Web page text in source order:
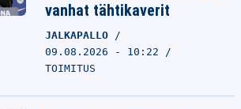
vanhat tähtikaverit
JALKAPALLO
09.08.2026 - 10:22
TOIMITUS